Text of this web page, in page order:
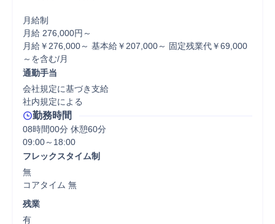
月給制
月給 276,000円～
月給￥276,000～ 基本給￥207,000～ 固定残業代￥69,000
～を含む/月
通勤手当
会社規定に基づき支給
社内規定による
勤務時間
08時間00分 休憩60分
フレックスタイム制
無
コアタイム 無
残業
有